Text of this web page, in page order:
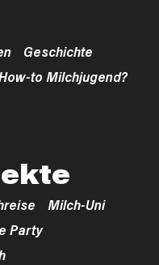
Geschichte
to Milchjugend?
Milch-Uni
Party